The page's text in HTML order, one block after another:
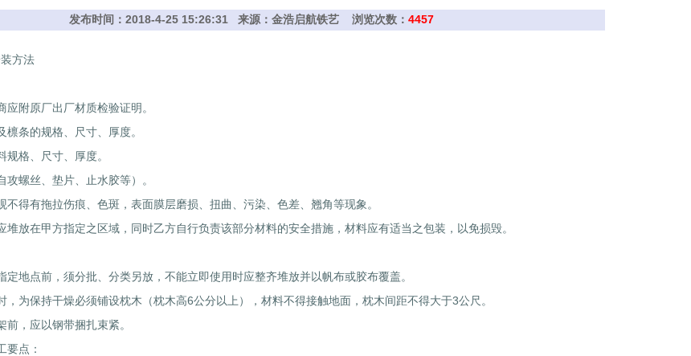
1 2 3
发布时间：2018-4-25 15:26:31 来源：金浩启航铁艺 浏览次数： 4457
方法
应附原厂出厂材质检验证明。
檩条的规格、尺寸、厚度。
规格、尺寸、厚度。
攻螺丝、垫片、止水胶等）。
不得有拖拉伤痕、色斑，表面膜层磨损、扭曲、污染、色差、翘角等现象。
堆放在甲方指定之区域，同时乙方自行负责该部分材料的安全措施，材料应有适当之包装，以免损毁。
定地点前，须分批、分类另放，不能立即使用时应整齐堆放并以帆布或胶布覆盖。
，为保持干燥必须铺设枕木（枕木高6公分以上），材料不得接触地面，枕木间距不得大于3公尺。
前，应以钢带捆扎束紧。
要点：